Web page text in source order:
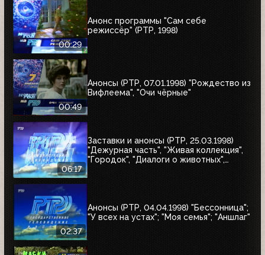
00:29
Анонс программы "Сам себе
режиссёр" (РТР, 1998)
00:49
Анонсы (РТР, 07.01.1998) "Рождество из
Вифлеема", "Очи чёрные"
06:17
Заставки и анонсы (РТР, 25.03.1998)
"Дежурная часть", "Живая коллекция",
"Городок", "Диалоги о животных",
02:37
Анонсы (РТР, 04.04.1998) "Бессонница";
"У всех на устах"; "Моя семья"; "Аншлаг"